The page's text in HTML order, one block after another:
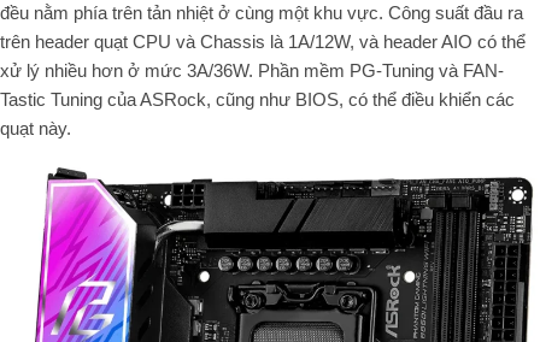
đều nằm phía trên tản nhiệt ở cùng một khu vực. Công suất đầu ra
trên header quạt CPU và Chassis là 1A/12W, và header AIO có thể
xử lý nhiều hơn ở mức 3A/36W. Phần mềm PG-Tuning và FAN-
Tastic Tuning của ASRock, cũng như BIOS, có thể điều khiển các
quạt này.